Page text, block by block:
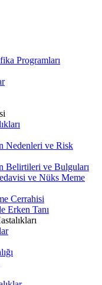
Programları
Nedenleri ve Risk
Belirtileri ve Bulguları
ve Nüks Meme
Cerrahisi
Erken Tanı